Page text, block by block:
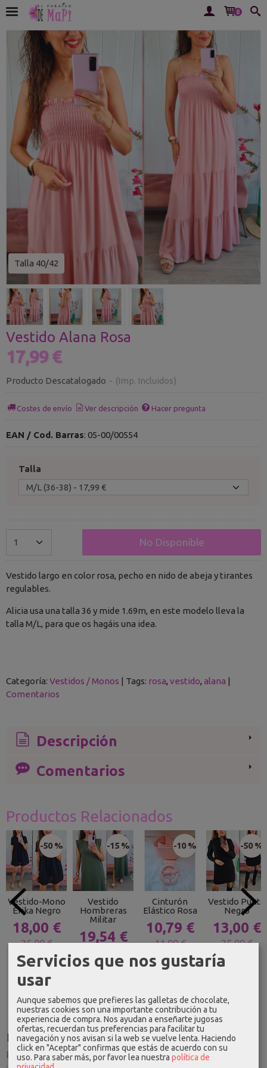
0
Idioma
Talla 40/42
Vestido Alana Rosa
17,99 €
Producto Descatalogado - (Imp. Incluidos)
Costes de envío Ver descripción Hacer pregunta
EAN / Cod. Barras: 05-00/00554
Talla
No Disponible
Vestido largo en color rosa, pecho en nido de abeja y tirantes
regulables.
Alicia usa una talla 36 y mide 1.69m, en este modelo lleva la
talla M/L, para que os hagáis una idea.
Categoría: Vestidos / Monos | Tags: rosa vestido alana |
Comentarios
Descripción
Comentarios
Productos Relacionados
-50 %
Vestido-Mono
Erika Negro
18,00 €
35,99 €
-15 %
Vestido
Hombreras
Militar
19,54 €
-10 %
Cinturón
Elástico Rosa
10,79 €
11,99 €
-50 %
Vestido Punto
Negro
13,00 €
25,99 €
Servicios que nos gustaría
usar
Aunque sabemos que prefieres las galletas de chocolate,
nuestras cookies son una importante contribución a tu
experiencia de compra. Nos ayudan a enseñarte jugosas
ofertas, recuerdan tus preferencias para facilitar tu
navegación y nos avisan si la web se vuelve lenta. Haciendo
click en "Aceptar" confirmas que estás de acuerdo con su
uso. Para saber más, por favor lea nuestra política de